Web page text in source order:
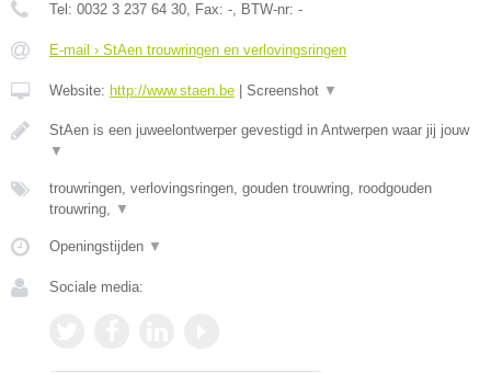
Tel: 0032 3 237 64 30, Fax: -, BTW-nr: -
E-mail › StAen trouwringen en verlovingsringen
Website: http://www.staen.be Screenshot ▼
StAen is een juweelontwerper gevestigd in Antwerpen waar jij jouw
▼
trouwringen, verlovingsringen, gouden trouwring, roodgouden
trouwring, ▼
Openingstijden ▼
Sociale media: